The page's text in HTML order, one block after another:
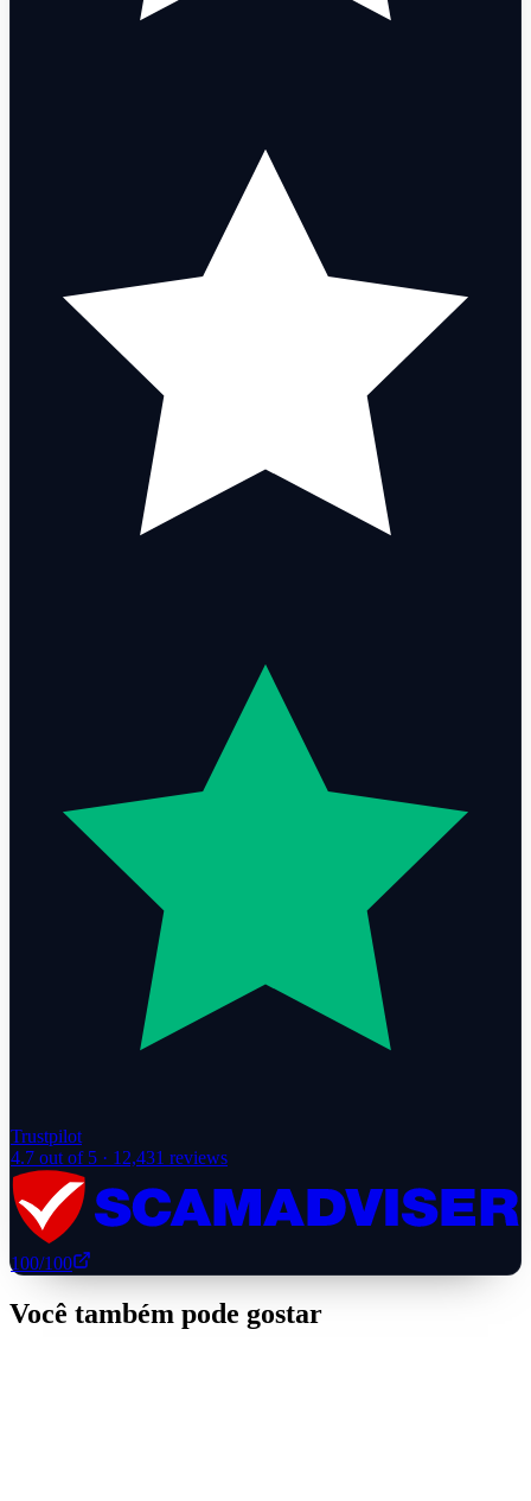
Trustpilot
4.7 out of 5 · 12,431 reviews
100/100
Você também pode gostar